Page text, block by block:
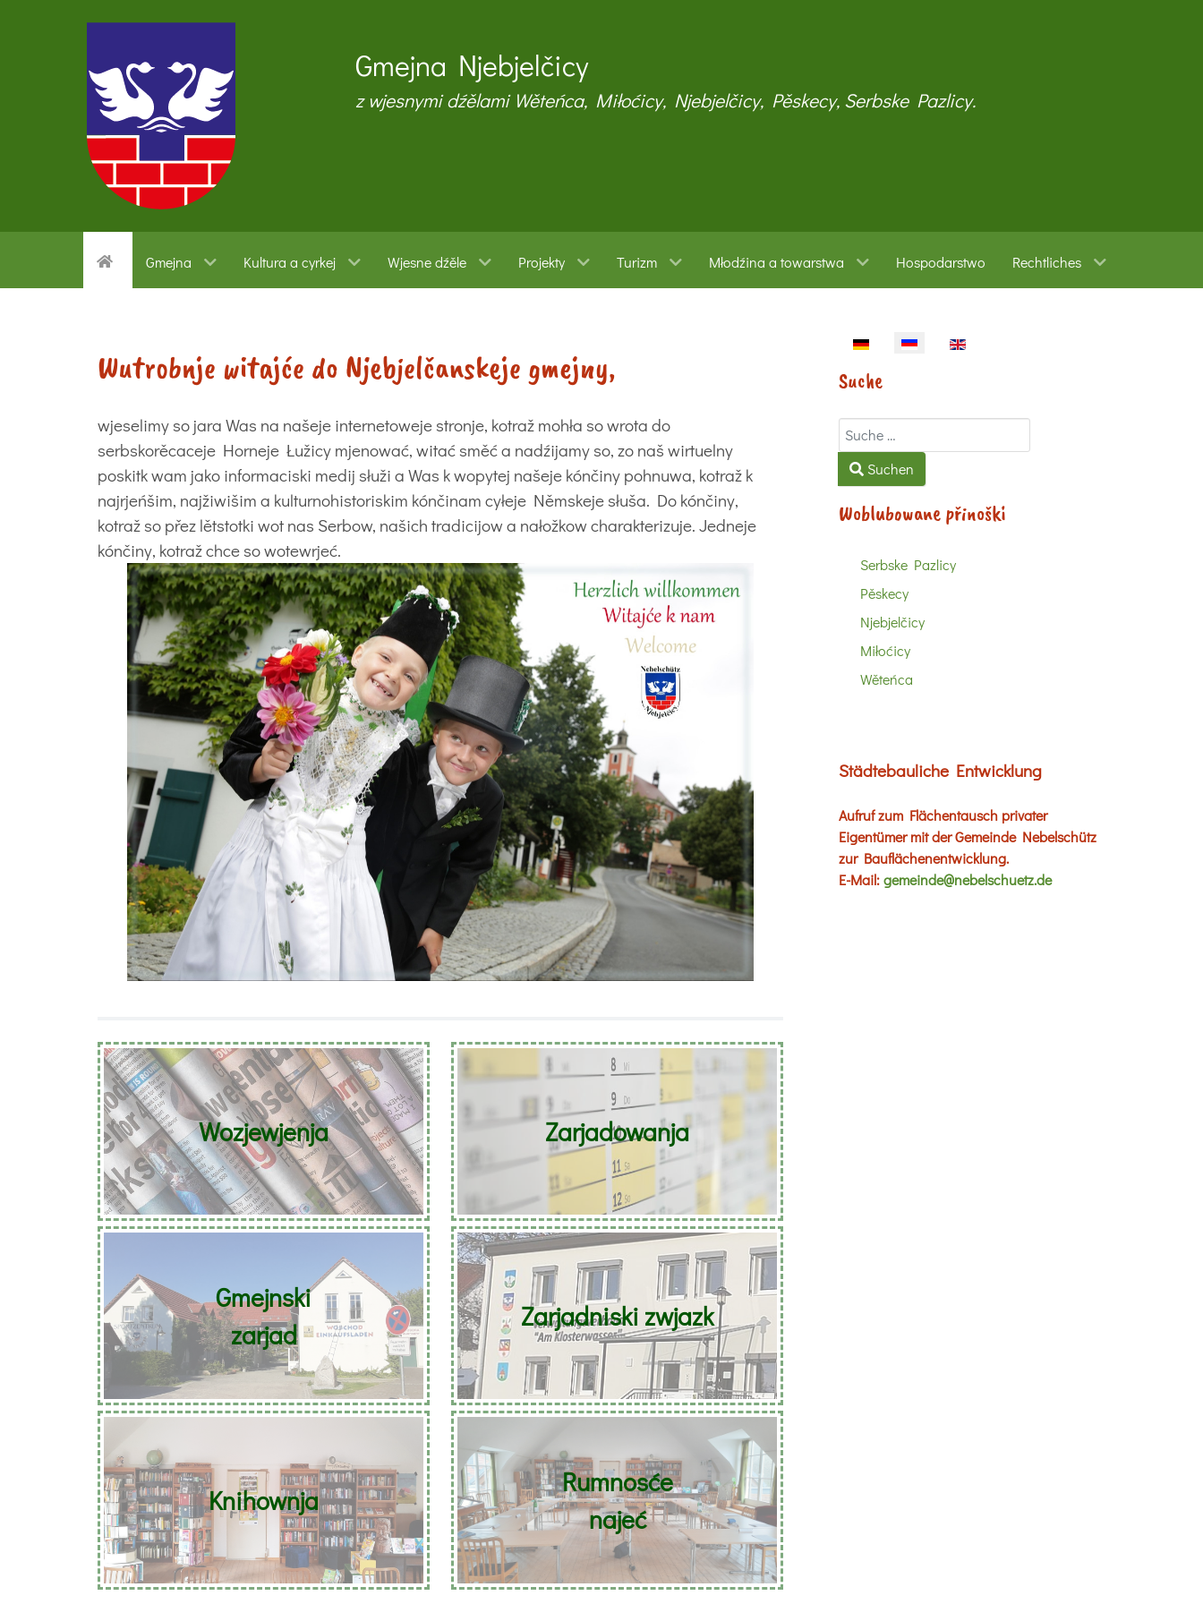
Gmejna Njebjelčicy
z wjesnymi dźělami Wěteńca, Miłoćicy, Njebjelčicy, Pěskecy, Serbske Pazlicy.
Gmejna Kultura a cyrkej Wjesne dźěle Projekty Turizm Młodźina a towarstwa Hospodarstwo Rechtliches
Wutrobnje witajće do Njebjelčanskeje gmejny,
wjeselimy so jara Was na našeje internetoweje stronje, kotraž mohła so wrota do
serbskorěcaceje Horneje Łužicy mjenować, witać směć a nadźijamy so, zo naš wirtuelny
poskitk wam jako informaciski medij słuži a Was k wopytej našeje kónčiny pohnuwa, kotraž k
najrjeńšim, najžiwišim a kulturnohistoriskim kónčinam cyłeje Němskeje słuša. Do kónčiny,
kotraž so přez lětstotki wot nas Serbow, našich tradicijow a nałožkow charakterizuje. Jedneje
kónčiny, kotraž chce so wotewrjeć.
Wozjewjenja Zarjadowanja
Gmejnski
zarjad
Zarjadniski zwjazk
Knihownja
Rumnosće
najeć
Sprache auswählen
Suche
Suchen
Suchen
Woblubowane přinoški
Serbske Pazlicy
Pěskecy
Njebjelčicy
Miłoćicy
Wěteńca
Städtebauliche Entwicklung
Aufruf zum Flächentausch privater
Eigentümer mit der Gemeinde Nebelschütz
zur Bauflächenentwicklung.
E-Mail:gemeinde@nebelschuetz.de